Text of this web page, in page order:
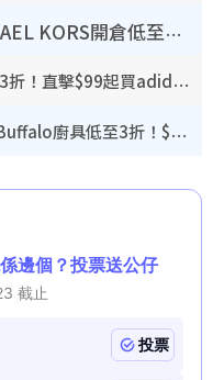
開倉優惠｜銅鑼灣MICHAEL KORS開倉低至17折！直擊$500起買手袋/銀包/鞋款 必買經典Jet Set系列
開倉優惠｜馬拉松開倉低至3折！直擊$99起買adidas／New Balance／Puma鞋款 STANLEY保溫杯劈價至$119起
廚具優惠｜普樂氏/意美廚/Buffalo廚具低至3折！$89起買煎鍋／炒鑊／個人鍋 同場小家電激減至$99起